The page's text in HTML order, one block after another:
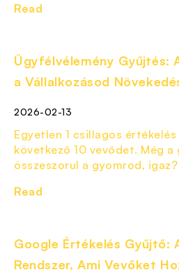
Read
Ügyfélvélemény Gyűjtés:
a Vállalkozásod
2026-02-13
Egyetlen 1 csillagos
következő 10 vevődet. Még
összeszorul a gyomrod,
Read
Google Értékelés Gyűjtő:
Rendszer, Ami Vevőket